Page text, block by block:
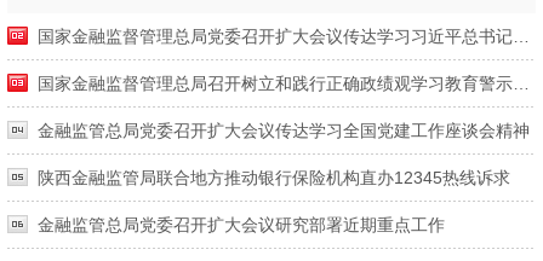
金融监管总局党委召开扩大会议传达学习全国党建工作座谈会精神
陕西金融监管局联合地方推动银行保险机构直办12345热线诉求
金融监管总局党委召开扩大会议研究部署近期重点工作